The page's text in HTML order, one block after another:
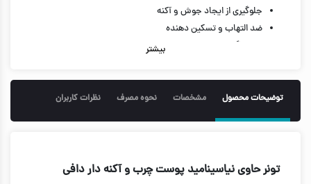
جلوگیری از ایجاد جوش و آکنه
ضد التهاب و تسکین دهنده
حاوی گلیسیرین، نیاسینامید و عصاره ریشه چای سبز
مناسب برای پوست چرب و مختلط
حجم 200 میل
بیشتر
توضیحات محصول مشخصات نحوه مصرف نظرات کاربران
تونر حاوی نیاسینامید پوست چرب و آکنه دار دافی